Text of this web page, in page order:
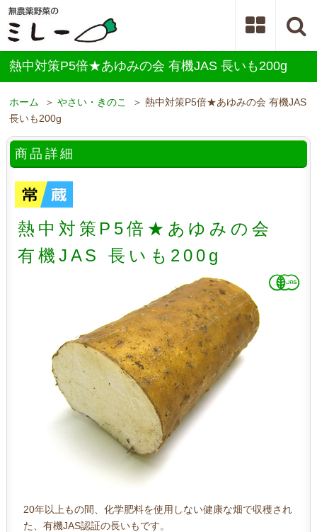
熱中対策P5倍★あゆみの会 有機JAS 長いも200g
ホーム ＞やさい・きのこ
＞ 熱中対策P5倍★あゆみの会 有機JAS
長いも200g
商品詳細
熱中対策P5倍★あゆみの会
有機JAS 長いも200g
20年以上もの間、化学肥料を使用しない健康な畑で収穫され
た、有機JAS認証の長いもです。